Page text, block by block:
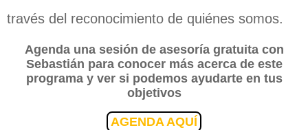
través del reconocimiento de quiénes somos.
Agenda una sesión de asesoría gratuita con
Sebastián para conocer más acerca de este
programa y ver si podemos ayudarte en tus
objetivos
AGENDA AQUÍ